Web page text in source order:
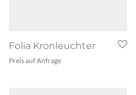
Folia Kronleuchter
Preis auf Anfrage